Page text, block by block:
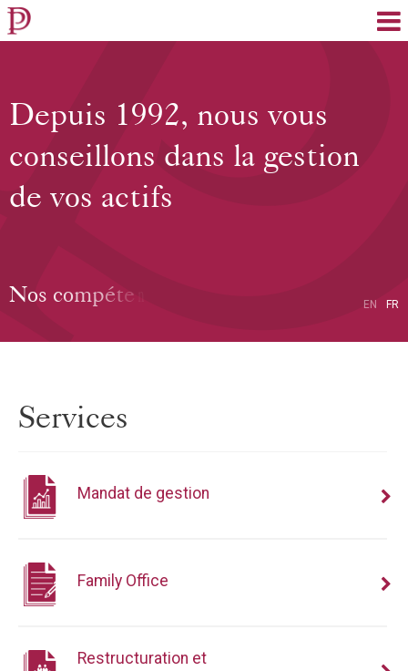
FR
EN
Services
Mandat de gestion
Family Office
Restructuration et